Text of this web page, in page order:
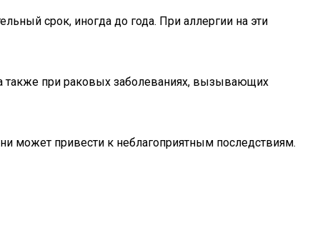
срок, иногда до года. При аллергии на эти
также при раковых заболеваниях, вызывающих
может привести к неблагоприятным последствиям.